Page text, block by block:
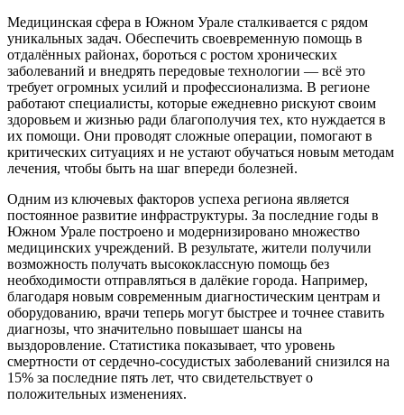
Медицинская сфера в Южном Урале сталкивается с рядом
уникальных задач. Обеспечить своевременную помощь в
отдалённых районах, бороться с ростом хронических
заболеваний и внедрять передовые технологии — всё это
требует огромных усилий и профессионализма. В регионе
работают специалисты, которые ежедневно рискуют своим
здоровьем и жизнью ради благополучия тех, кто нуждается в
их помощи. Они проводят сложные операции, помогают в
критических ситуациях и не устают обучаться новым методам
лечения, чтобы быть на шаг впереди болезней.
Одним из ключевых факторов успеха региона является
постоянное развитие инфраструктуры. За последние годы в
Южном Урале построено и модернизировано множество
медицинских учреждений. В результате, жители получили
возможность получать высококлассную помощь без
необходимости отправляться в далёкие города. Например,
благодаря новым современным диагностическим центрам и
оборудованию, врачи теперь могут быстрее и точнее ставить
диагнозы, что значительно повышает шансы на
выздоровление. Статистика показывает, что уровень
смертности от сердечно-сосудистых заболеваний снизился на
15% за последние пять лет, что свидетельствует о
положительных изменениях.